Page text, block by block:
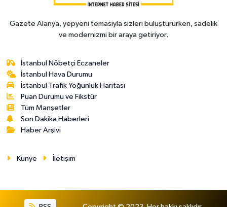
Gazete Alanya, yepyeni temasıyla sizleri buluştururken, sadelik
ve modernizmi bir araya getiriyor.
İstanbul Nöbetçi Eczaneler
İstanbul Hava Durumu
İstanbul Trafik Yoğunluk Haritası
Puan Durumu ve Fikstür
Tüm Manşetler
Son Dakika Haberleri
Haber Arşivi
Künye İletişim